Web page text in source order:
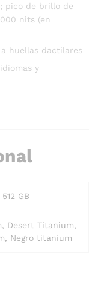
pico de brillo de
nits (en
huellas dactilares
y
GB
Desert Titanium,
Negro titanium